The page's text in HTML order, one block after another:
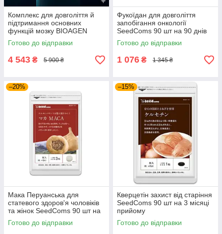
Комплекс для довголіття й
підтримання основних
функцій мозку BIOAGEN
PYRROVITAL NMN 60 капсул
на 30 днів приймання
Готово до відправки
4 543 ₴ 5 900 ₴
Фукоїдан для довголіття
запобігання онкології
SeedComs 90 шт на 90 днів
Готово до відправки
1 076 ₴ 1 345 ₴
–20%
Мака Перуанська для
статевого здоров'я чоловіків
та жінок SeedComs 90 шт на
1 місяць прийому
Готово до відправки
–15%
Кверцетін захист від старіння
SeedComs 90 шт на 3 місяці
прийому
Готово до відправки